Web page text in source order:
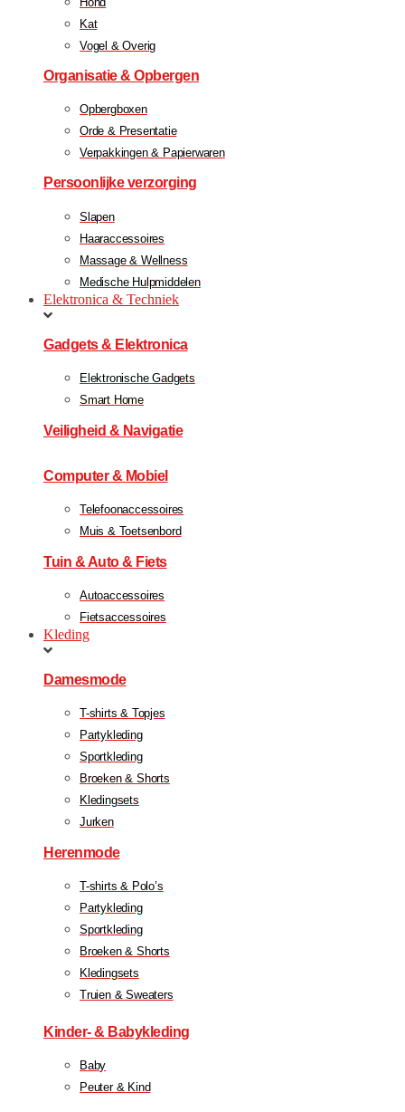
Kat
Vogel & Overig
Organisatie & Opbergen
Opbergboxen
Orde & Presentatie
Verpakkingen & Papierwaren
Persoonlijke verzorging
Slapen
Haaraccessoires
Massage & Wellness
Medische Hulpmiddelen
Elektronica & Techniek
Gadgets & Elektronica
Elektronische Gadgets
Smart Home
Veiligheid & Navigatie
Computer & Mobiel
Telefoonaccessoires
Muis & Toetsenbord
Tuin & Auto & Fiets
Autoaccessoires
Fietsaccessoires
Kleding
Damesmode
T-shirts & Topjes
Partykleding
Sportkleding
Broeken & Shorts
Kledingsets
Jurken
Herenmode
T-shirts & Polo’s
Partykleding
Sportkleding
Broeken & Shorts
Kledingsets
Truien & Sweaters
Kinder- & Babykleding
Baby
Peuter & Kind